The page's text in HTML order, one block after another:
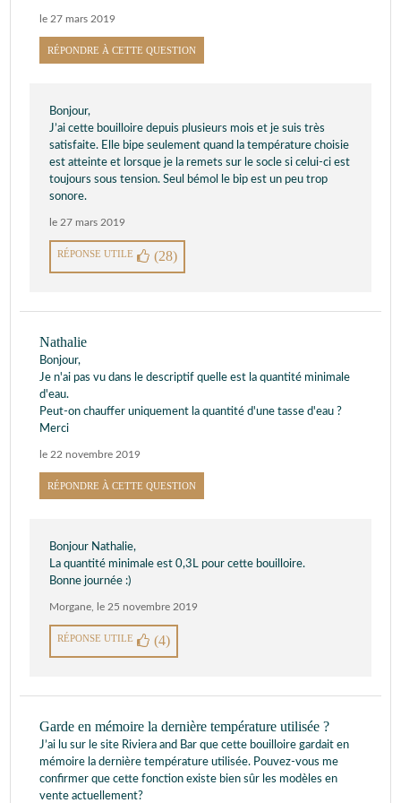
le 27 mars 2019
RÉPONDRE À CETTE QUESTION
Bonjour,
J’ai cette bouilloire depuis plusieurs mois et je suis très
satisfaite. Elle bipe seulement quand la température choisie
est atteinte et lorsque je la remets sur le socle si celui-ci est
toujours sous tension. Seul bémol le bip est un peu trop
sonore.
le 27 mars 2019
RÉPONSE UTILE (28)
Nathalie
Bonjour,
Je n'ai pas vu dans le descriptif quelle est la quantité minimale
d'eau.
Peut-on chauffer uniquement la quantité d'une tasse d'eau ?
Merci
le 22 novembre 2019
RÉPONDRE À CETTE QUESTION
Bonjour Nathalie,
La quantité minimale est 0,3L pour cette bouilloire.
Bonne journée :)
Morgane le 25 novembre 2019
RÉPONSE UTILE (4)
Garde en mémoire la dernière température utilisée ?
J’ai lu sur le site Riviera and Bar que cette bouilloire gardait en
mémoire la dernière température utilisée. Pouvez-vous me
confirmer que cette fonction existe bien sûr les modèles en
vente actuellement?